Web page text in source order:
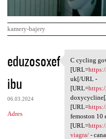
kamery-bajery
K
o
m
e
n
eduzosoxef
ibu
06.03.2024
Adres
C cycling
C cycling
[URL=
uk[/URL -
[URL=
[URL=
femoston 10
[URL=
viagra/-